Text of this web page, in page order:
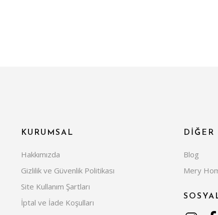
KURUMSAL
Hakkımızda
Gizlilik ve Güvenlik Politikası
Site Kullanım Şartları
İptal ve İade Koşulları
DİĞER
Blog
Mery